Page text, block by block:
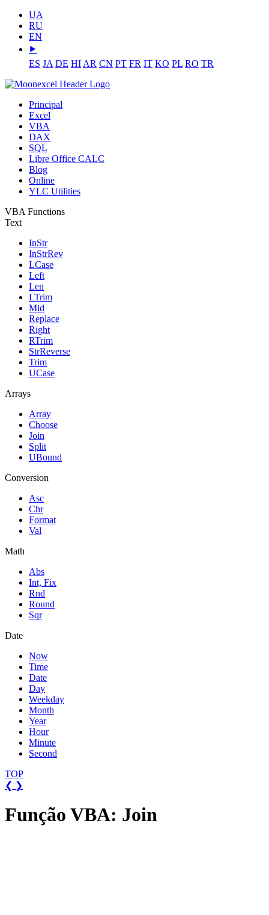
UA
RU
EN
⯈
ES JA DE HI AR CN PT FR IT KO PL RO TR
Principal
Excel
VBA
DAX
SQL
Libre Office CALC
Blog
Online
YLC Utilities
VBA Functions
Text
InStr
InStrRev
LCase
Left
Len
LTrim
Mid
Replace
Right
RTrim
StrReverse
Trim
UCase
Arrays
Array
Choose
Join
Split
UBound
Conversion
Asc
Chr
Format
Val
Math
Abs
Int, Fix
Rnd
Round
Sqr
Date
Now
Time
Date
Day
Weekday
Month
Year
Hour
Minute
Second
TOP
❮ ❯
Função VBA: Join